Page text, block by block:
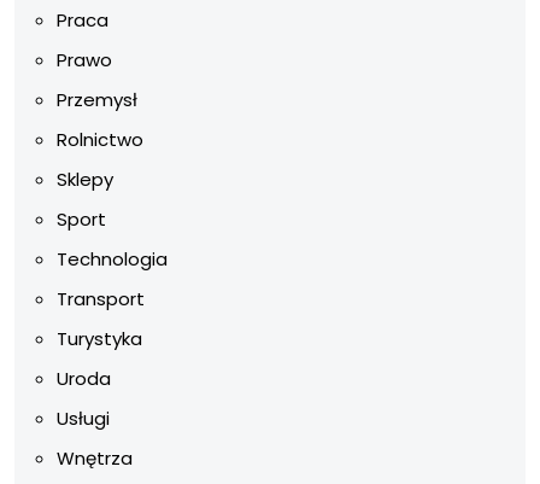
Praca
Prawo
Przemysł
Rolnictwo
Sklepy
Sport
Technologia
Transport
Turystyka
Uroda
Usługi
Wnętrza